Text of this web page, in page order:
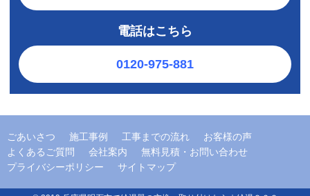
電話はこちら
0120-975-881
ごあいさつ 施工事例 工事までの流れ
お客様の声
よくあるご質問
会社案内
無料見積・お問い合わせ
プライバシーポリシー
サイトマップ